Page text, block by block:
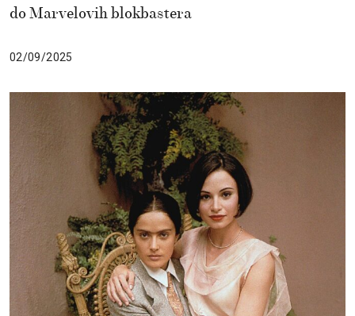
do Marvelovih blokbastera
02/09/2025